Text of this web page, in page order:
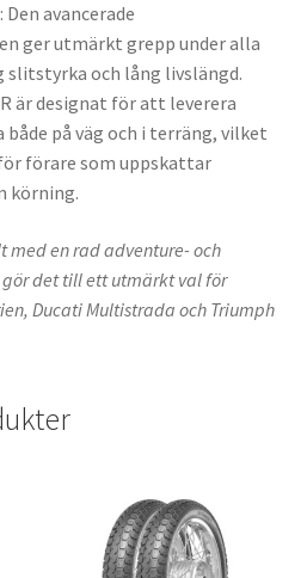
avancerade
ger utmärkt grepp under alla
slitstyrka och lång livslängd.
är designat för att leverera
på väg och i terräng, vilket
förare som uppskattar
körning.
en rad adventure- och
det till ett utmärkt val för
Ducati Multistrada och Triumph